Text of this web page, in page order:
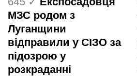
МЗС родом з
Луганщини
відправили у СІЗО за
підозрою у
розкраданні